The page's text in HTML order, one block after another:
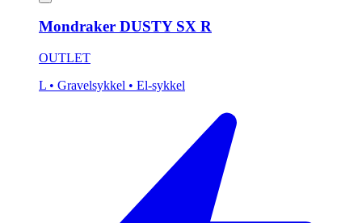
Mondraker DUSTY SX R
OUTLET
L • Gravelsykkel • El-sykkel